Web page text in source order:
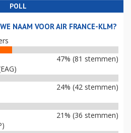
POLL
NAAM VOOR AIR FRANCE-KLM?
47% (81 stemmen)
24% (42 stemmen)
21% (36 stemmen)